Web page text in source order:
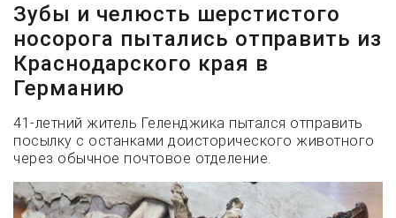
Зубы и челюсть шерстистого
носорога пытались отправить из
Краснодарского края в
Германию
41-летний житель Геленджика пытался отправить
посылку с останками доисторического животного
через обычное почтовое отделение.